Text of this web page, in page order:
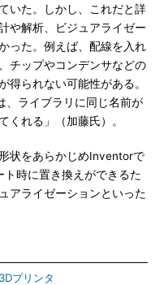
いた。しかし、これだと詳
や解析、ビジュアライゼー
った。例えば、配線を入れ
チップやコンデンサなどの
得られない可能性がある。
、ライブラリに同じ名前が
くれる」（加藤氏）。
状をあらかじめInventorで
時に置き換えができるた
アライゼーションといった
3Dプリンタ